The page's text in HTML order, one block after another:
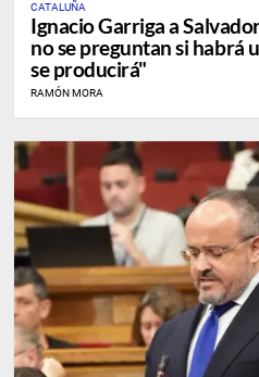
CATALUÑA
Ignacio Garriga a
no se preguntan si habrá
se producirá"
RAMÓN MORA